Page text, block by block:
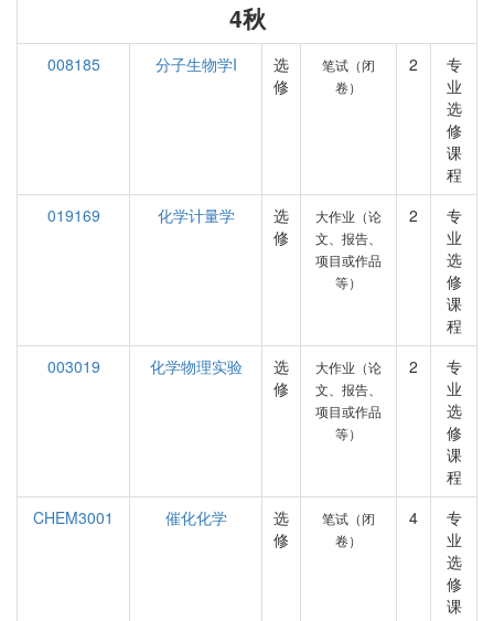
4秋
008185 分子生物学I
选
修
笔试（闭
卷）
2
专
业
选
修
课
程
019169
化学计量学
选
修
大作业（论
文、报告、
项目或作品
等）
2
专
业
选
修
课
程
003019
化学物理实验
选
修
大作业（论
文、报告、
项目或作品
等）
2
专
业
选
修
课
程
CHEM3001
催化化学
选
修
笔试（闭
卷）
4
专
业
选
修
课